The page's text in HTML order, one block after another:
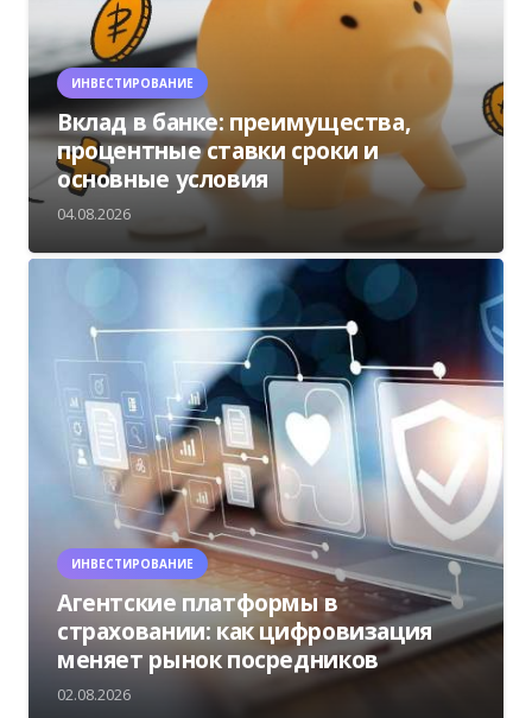
ИНВЕСТИРОВАНИЕ
Вклад в банке: преимущества,
процентные ставки сроки и
основные условия
04.08.2026
ИНВЕСТИРОВАНИЕ
Агентские платформы в
страховании: как цифровизация
меняет рынок посредников
02.08.2026